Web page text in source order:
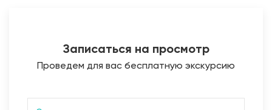
Записаться на просмотр
Проведем для вас бесплатную экскурсию